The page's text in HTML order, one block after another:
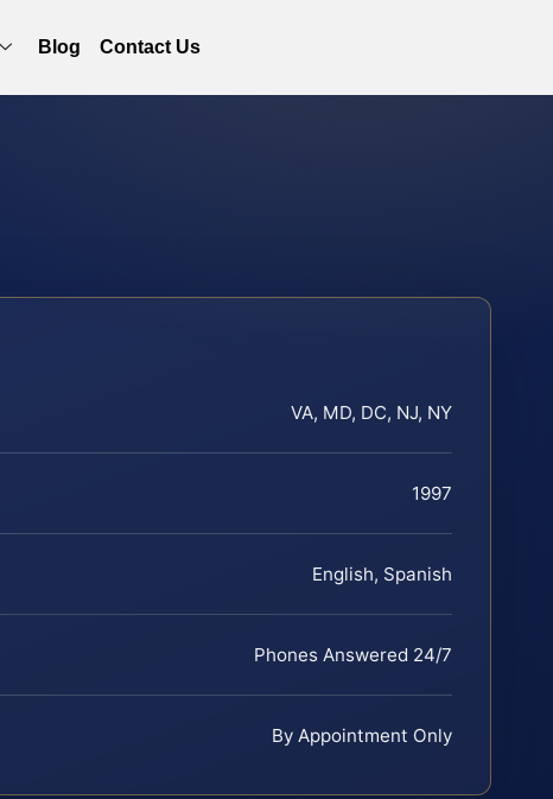
Blog Contact Us
VA, MD, DC, NJ, NY
1997
English, Spanish
Phones Answered 24/7
By Appointment Only